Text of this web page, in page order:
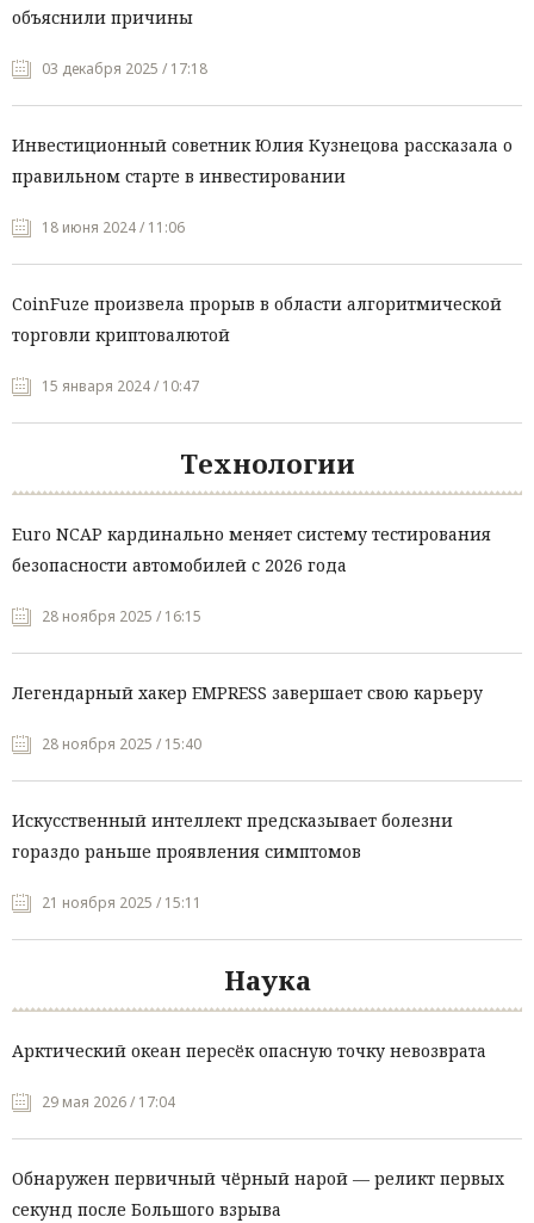
объяснили причины
03 декабря 2025 / 17:18
Инвестиционный советник Юлия Кузнецова рассказала о
правильном старте в инвестировании
18 июня 2024 / 11:06
CoinFuze произвела прорыв в области алгоритмической
торговли криптовалютой
15 января 2024 / 10:47
Технологии
Euro NCAP кардинально меняет систему тестирования
безопасности автомобилей с 2026 года
28 ноября 2025 / 16:15
Легендарный хакер EMPRESS завершает свою карьеру
28 ноября 2025 / 15:40
Искусственный интеллект предсказывает болезни
гораздо раньше проявления симптомов
21 ноября 2025 / 15:11
Наука
Арктический океан пересёк опасную точку невозврата
29 мая 2026 / 17:04
Обнаружен первичный чёрный нарой — реликт первых
секунд после Большого взрыва